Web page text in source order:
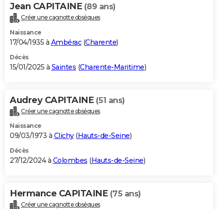
Jean CAPITAINE (89 ans)
Créer une cagnotte obsèques
Naissance
17/04/1935 à Ambérac(Charente)
Décès
15/01/2025 à Saintes (Charente-Maritime)
Audrey CAPITAINE (51 ans)
Créer une cagnotte obsèques
Naissance
09/03/1973 à Clichy(Hauts-de-Seine)
Décès
27/12/2024 à Colombes (Hauts-de-Seine)
Hermance CAPITAINE (75 ans)
Créer une cagnotte obsèques